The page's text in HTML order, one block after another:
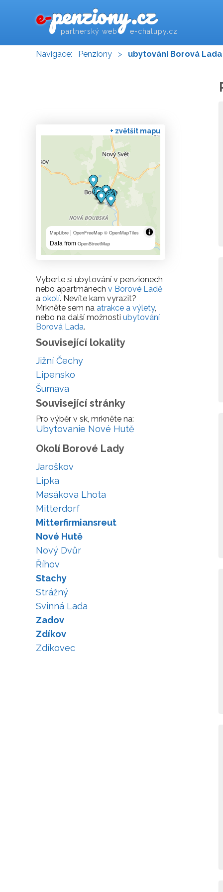
e-penziony.cz
partnerský web e-chalupy.cz
Navigace: Penziony > ubytování Borová Lada
+ zvětšit mapu
MapLibre | OpenFreeMap © OpenMapTiles
Data from OpenStreetMap
Vyberte si ubytování v penzionech
nebo apartmánech v Borové Ladě
a okolí. Nevíte kam vyrazit?
Mrkněte sem na atrakce a výlety,
nebo na další možnosti ubytování
Borová Lada.
Související lokality
Jižní Čechy
Lipensko
Šumava
Související stránky
Pro výběr v sk, mrkněte na:
Ubytovanie Nové Hutě
Okolí Borové Lady
Jaroškov
Lipka
Masákova Lhota
Mitterdorf
Mitterfirmiansreut
Nové Hutě
Nový Dvůr
Říhov
Stachy
Strážný
Svinná Lada
Zadov
Zdíkov
Zdíkovec